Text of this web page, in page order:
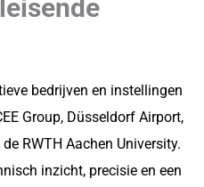
bedrijven en instellingen
Group, Düsseldorf Airport,
RWTH Aachen University.
inzicht, precisie en een